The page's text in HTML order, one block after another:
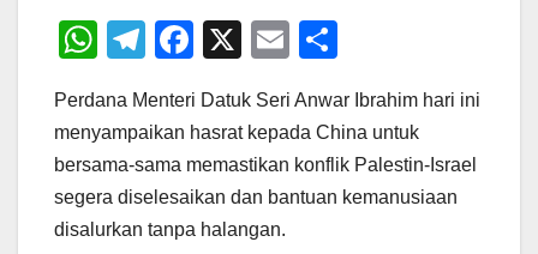
W
at
s
A
p
T
e
gr
a
m
F
c
e
b
o
X
E
ail ar
e
Perdana Menteri Datuk Seri Anwar Ibrahim hari ini
menyampaikan hasrat kepada China untuk
bersama-sama memastikan konflik Palestin-Israel
segera diselesaikan dan bantuan kemanusiaan
disalurkan tanpa halangan.